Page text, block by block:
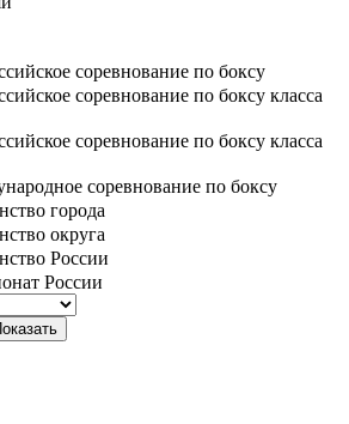
соревнование по боксу
соревнование по боксу класса
соревнование по боксу класса
соревнование по боксу
города
округа
России
России